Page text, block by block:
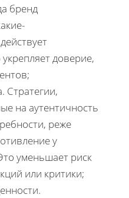
бренд
доверие,
Стратегии,
на аутентичность
реже
у
уменьшает риск
или критики;